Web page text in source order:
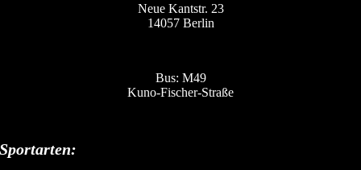
Neue Kantstr. 23
14057 Berlin
Bus: M49
Kuno-Fischer-Straße
Sportarten: